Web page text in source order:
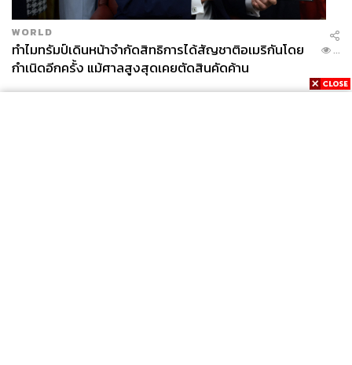
WORLD
ทำไมทรัมป์เดินหน้าจำกัดสิทธิการได้สัญชาติอเมริกันโดย
กำเนิดอีกครั้ง แม้ศาลสูงสุดเคยตัดสินคัดค้าน
...